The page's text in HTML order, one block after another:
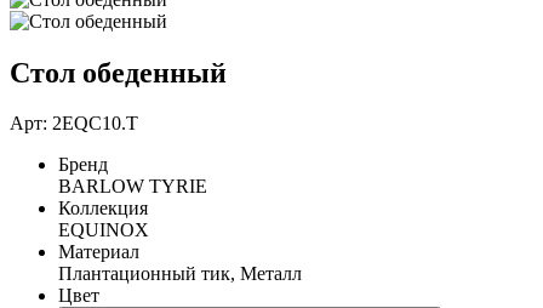
Стол обеденный
Арт: 2EQC10.T
Бренд
BARLOW TYRIE
Коллекция
EQUINOX
Материал
Плантационный тик, Металл
Цвет